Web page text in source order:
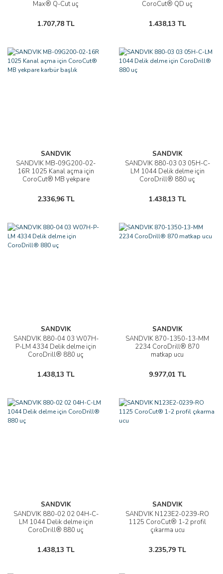
Max® Q-Cut uç
1.707,78 TL
CoroCut® QD uç
1.438,13 TL
SANDVIK
SANDVIK MB-09G200-02-
16R 1025 Kanal açma için
CoroCut® MB yekpare
2.336,96 TL
SANDVIK
SANDVIK 880-03 03 05H-C-
LM 1044 Delik delme için
CoroDrill® 880 uç
1.438,13 TL
SANDVIK
SANDVIK 880-04 03 W07H-
P-LM 4334 Delik delme için
CoroDrill® 880 uç
1.438,13 TL
SANDVIK
SANDVIK 870-1350-13-MM
2234 CoroDrill® 870
matkap ucu
9.977,01 TL
SANDVIK
SANDVIK 880-02 02 04H-C-
LM 1044 Delik delme için
CoroDrill® 880 uç
1.438,13 TL
SANDVIK
SANDVIK N123E2-0239-RO
1125 CoroCut® 1-2 profil
çıkarma ucu
3.235,79 TL